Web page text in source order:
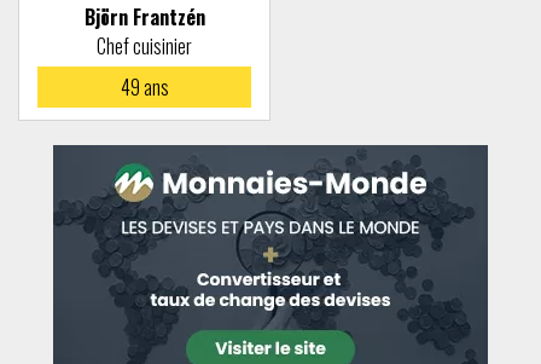
Björn Frantzén
Chef cuisinier
49ans